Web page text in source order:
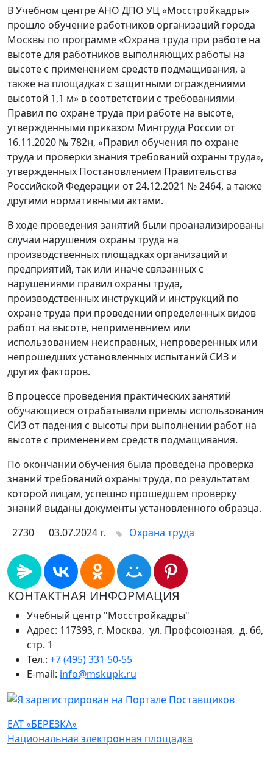
В Учебном центре АНО ДПО УЦ «Мосстройкадры»
прошло обучение работников организаций города
Москвы по программе «Охрана труда при работе на
высоте для работников выполняющих работы на
высоте с применением средств подмащивания, а
также на площадках с защитными ограждениями
высотой 1,1 м» в соответствии с требованиями
Правил по охране труда при работе на высоте,
утвержденными приказом Минтруда России от
16.11.2020 № 782н, «Правил обучения по охране
труда и проверки знания требований охраны труда»,
утвержденных Постановлением Правительства
Российской Федерации от 24.12.2021 № 2464, а также
другими нормативными актами.
В ходе проведения занятий были проанализированы
случаи нарушения охраны труда на
производственных площадках организаций и
предприятий, так или иначе связанных с
нарушениями правил охраны труда,
производственных инструкций и инструкций по
охране труда при проведении определенных видов
работ на высоте, неприменением или
использованием неисправных, непроверенных или
непрошедших установленных испытаний СИЗ и
других факторов.
В процессе проведения практических занятий
обучающиеся отрабатывали приёмы использования
СИЗ от падения с высоты при выполнении работ на
высоте с применением средств подмащивания.
По окончании обучения была проведена проверка
знаний требований охраны труда, по результатам
которой лицам, успешно прошедшем проверку
знаний выданы документы установленного образца.
2730
03.07.2024 г. Охрана труда
КОНТАКТНАЯ ИНФОРМАЦИЯ
Учебный центр "Мосстройкадры"
Адрес: 117393, г. Москва, ул. Профсоюзная, д. 66,
стр. 1
Тел.: +7 (495) 331 50-55
E-mail: info@mskupk.ru
ЕАТ «БЕРЕЗКА»
Национальная электронная площадка